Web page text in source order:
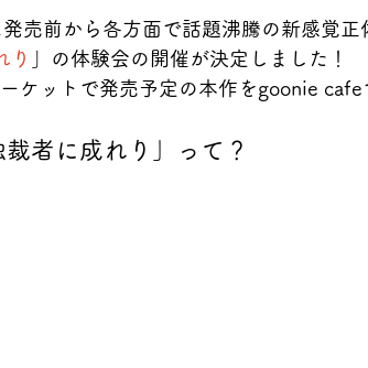
売前から各方面で話題沸騰の新感覚正
り
」の体験会の開催が決定しました！
ケットで発売予定の本作をgoonie
裁者に成れり」って？